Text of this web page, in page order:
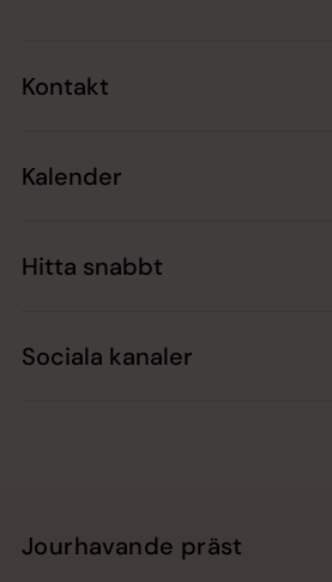
Kontakt
Kalender
Hitta snabbt
Sociala kanaler
Jourhavande präst